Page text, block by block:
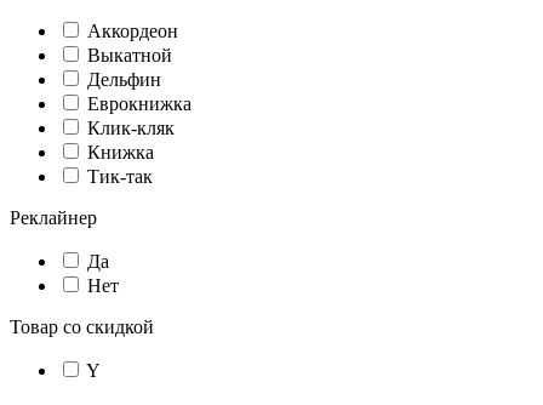
Аккордеон
Выкатной
Дельфин
Еврокнижка
Клик-кляк
Книжка
Тик-так
Реклайнер
Да
Нет
Товар со скидкой
Y